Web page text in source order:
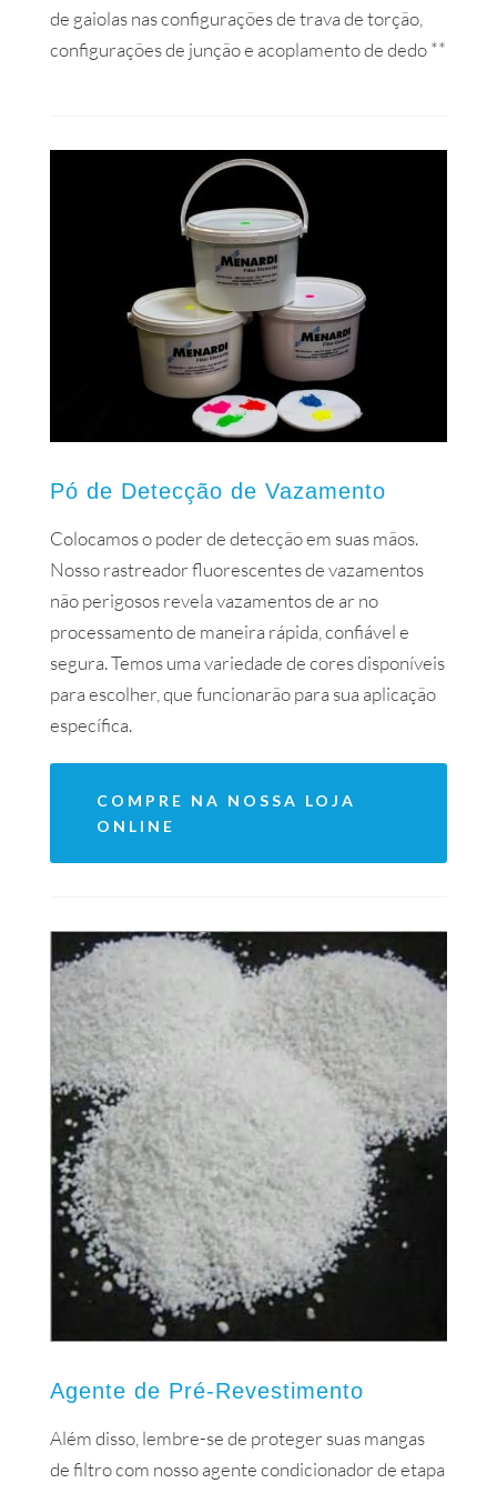
de gaiolas nas configurações de trava de torção,
configurações de junção e acoplamento de dedo **
Pó de Detecção de Vazamento
Colocamos o poder de detecção em suas mãos.
Nosso rastreador fluorescentes de vazamentos
não perigosos revela vazamentos de ar no
processamento de maneira rápida, confiável e
segura. Temos uma variedade de cores disponíveis
para escolher, que funcionarão para sua aplicação
específica.
COMPRE NA NOSSA LOJA
ONLINE
Agente de Pré-Revestimento
Além disso, lembre-se de proteger suas mangas
de filtro com nosso agente condicionador de etapa